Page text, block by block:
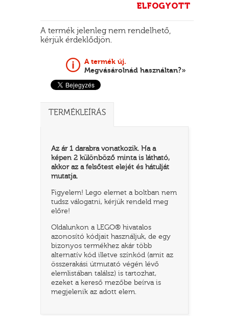
ELFOGYOTT
A termék jelenleg nem rendelhető,
kérjük érdeklődjön.
A termék új.
Megvásárolnád használtan?»
TERMÉKLEÍRÁS
Az ár 1 darabra vonatkozik. Ha a
képen 2 különböző minta is látható,
akkor az a felsőtest elejét és hátulját
mutatja.
Figyelem! Lego elemet a boltban nem
tudsz válogatni, kérjük rendeld meg
előre!
Oldalunkon a LEGO® hivatalos
azonosító kódjait használjuk, de egy
bizonyos termékhez akár több
alternatív kód illetve színkód (amit az
összerakási útmutató végén lévő
elemlistában találsz) is tartozhat,
ezeket a kereső mezőbe beírva is
megjelenik az adott elem.